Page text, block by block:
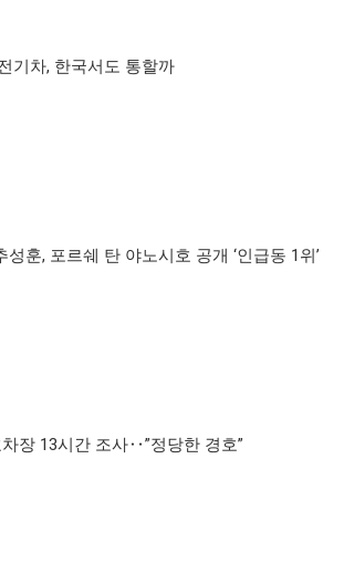
기차, 한국서도 통할까
성훈, 포르쉐 탄 야노시호 공개 ‘인급동 1위’
차장 13시간 조사‥”정당한 경호”